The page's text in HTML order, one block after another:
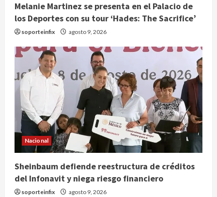
Melanie Martinez se presenta en el Palacio de
los Deportes con su tour ‘Hades: The Sacrifice’
soporteinfix agosto 9, 2026
Nacional
Sheinbaum defiende reestructura de créditos
del Infonavit y niega riesgo financiero
soporteinfix agosto 9, 2026